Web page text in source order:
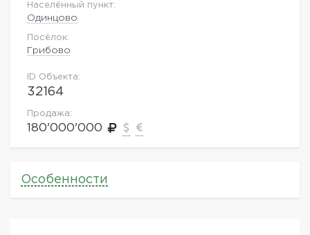
Населённый пункт:
Одинцово
Посёлок:
Грибово
ID Объекта:
32164
Продажа:
180'000'000
Особенности